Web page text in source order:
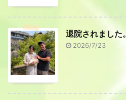
退院されました。
2026/7/23